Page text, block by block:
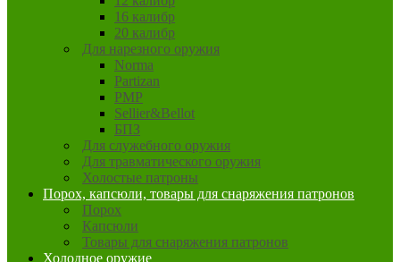
16 калибр
20 калибр
Для нарезного оружия
Norma
Partizan
PMP
Sellier&Bellot
БПЗ
Для служебного оружия
Для травматического оружия
Холостые патроны
Порох, капсюли, товары для снаряжения патронов
Порох
Капсюли
Товары для снаряжения патронов
Холодное оружие